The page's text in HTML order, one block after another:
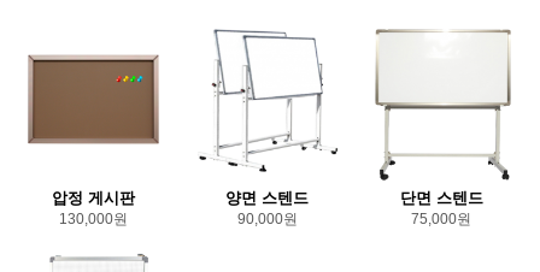
압정 게시판
130,000원
양면 스텐드
90,000원
단면 스텐드
75,000원